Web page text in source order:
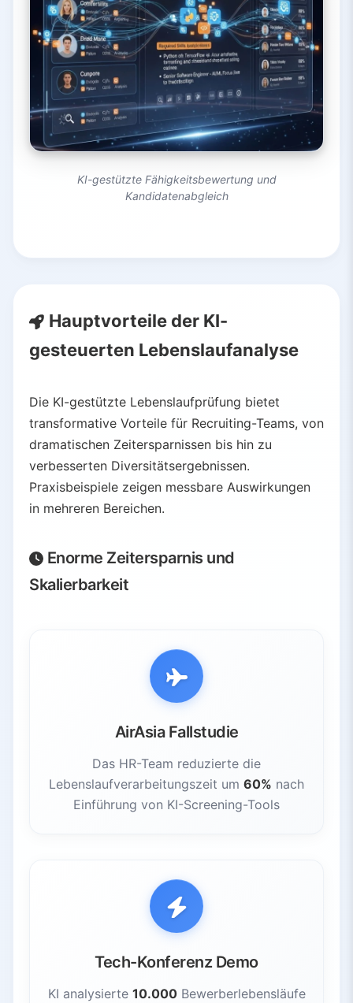
KI-gestützte Fähigkeitsbewertung und
Kandidatenabgleich
Hauptvorteile der KI-
gesteuerten Lebenslaufanalyse
Die KI-gestützte Lebenslaufprüfung bietet
transformative Vorteile für Recruiting-Teams, von
dramatischen Zeitersparnissen bis hin zu
verbesserten Diversitätsergebnissen.
Praxisbeispiele zeigen messbare Auswirkungen
in mehreren Bereichen.
Enorme Zeitersparnis und
Skalierbarkeit
AirAsia Fallstudie
Das HR-Team reduzierte die
Lebenslaufverarbeitungszeit um 60% nach
Einführung von KI-Screening-Tools
Tech-Konferenz Demo
KI analysierte 10.000Bewerberlebensläufe